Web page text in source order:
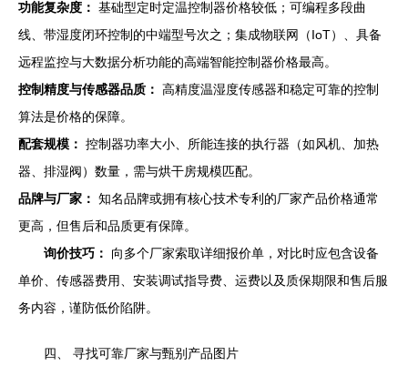
功能复杂度： 基础型定时定温控制器价格较低；可编程多段曲
线、带湿度闭环控制的中端型号次之；集成物联网（IoT）、具备
远程监控与大数据分析功能的高端智能控制器价格最高。
控制精度与传感器品质： 高精度温湿度传感器和稳定可靠的控制
算法是价格的保障。
配套规模： 控制器功率大小、所能连接的执行器（如风机、加热
器、排湿阀）数量，需与烘干房规模匹配。
品牌与厂家： 知名品牌或拥有核心技术专利的厂家产品价格通常
更高，但售后和品质更有保障。
询价技巧：
向多个厂家索取详细报价单，对比时应包含设备
单价、传感器费用、安装调试指导费、运费以及质保期限和售后服
务内容，谨防低价陷阱。
四、 寻找可靠厂家与甄别产品图片